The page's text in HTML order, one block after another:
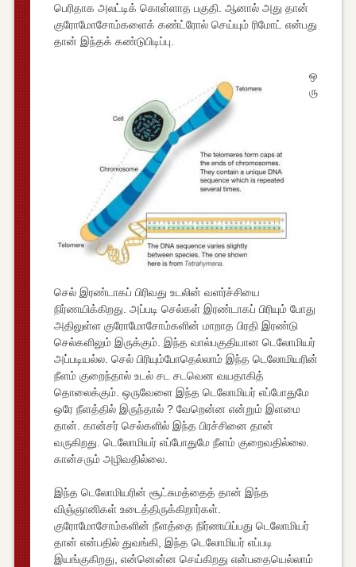
பெரிதாக அலட்டிக் கொள்ளாத பகுதி. ஆனால் அது தான்
குரோமோசோம்களைக் கண்ட்ரோல் செய்யும் ரிமோட் என்பது
தான் இந்தக் கண்டுபிடிப்பு.
ஒ
ரு
செல் இரண்டாகப் பிரிவது உடலின் வளர்ச்சியை
நிர்ணயிக்கிறது. அப்படி செல்கள் இரண்டாகப் பிரியும் போது
அதிலுள்ள குரோமோசோம்களின் மாறாத பிரதி இரண்டு
செல்களிலும் இருக்கும். இந்த வால்பகுதியான டெலோமியர்
அப்படியல்ல. செல் பிரியும்போதெல்லாம் இந்த டெலோமியரின்
நீளம் குறைந்தால் உடல் சட சடவென வயதாகித்
தொலைக்கும். ஒருவேளை இந்த டெலோமியர் எப்போதுமே
ஒரே நீளத்தில் இருந்தால் ? வேறென்ன என்றும் இளமை
தான். கான்சர் செல்களில் இந்த பிரச்சினை தான்
வருகிறது. டெலோமியர் எப்போதுமே நீளம் குறைவதில்லை.
கான்சரும் அழிவதில்லை.
இந்த டெலோமியரின் சூட்சுமத்தைத் தான் இந்த
விஞ்ஞானிகள் உடைத்திருக்கிறார்கள்.
குரோமோசோம்களின் நீளத்தை நிர்ணயிப்பது டெலோமியர்
தான் என்பதில் துவங்கி, இந்த டெலோமியர் எப்படி
இயங்குகிறது, என்னென்ன செய்கிறது என்பதையெல்லாம்